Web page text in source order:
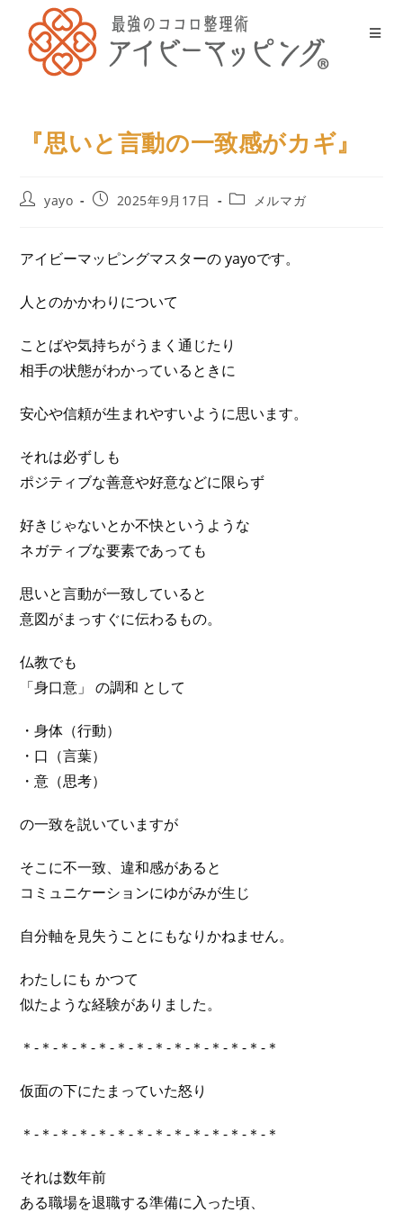
『思いと言動の一致感がカギ』
yayo 2025年9月17日 メルマガ
アイビーマッピングマスターの yayoです。
人とのかかわりについて
ことばや気持ちがうまく通じたり
相手の状態がわかっているときに
安心や信頼が生まれやすいように思います。
それは必ずしも
ポジティブな善意や好意などに限らず
好きじゃないとか不快というような
ネガティブな要素であっても
思いと言動が一致していると
意図がまっすぐに伝わるもの。
仏教でも
「身口意」 の調和 として
・身体（行動）
・口（言葉）
・意（思考）
の一致を説いていますが
そこに不一致、違和感があると
コミュニケーションにゆがみが生じ
自分軸を見失うことにもなりかねません。
わたしにも かつて
似たような経験がありました。
＊-＊-＊-＊-＊-＊-＊-＊-＊-＊-＊-＊-＊-＊
仮面の下にたまっていた怒り
＊-＊-＊-＊-＊-＊-＊-＊-＊-＊-＊-＊-＊-＊
それは数年前
ある職場を退職する準備に入った頃、